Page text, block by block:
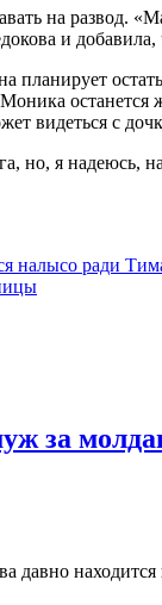
на развод.
и
планирует
с
но, я надеюсь,
налысо ради
за
находится